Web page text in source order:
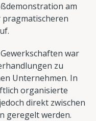
am
pragmatischeren
war
zu
Unternehmen. In
organisierte
direkt zwischen
geregelt werden.